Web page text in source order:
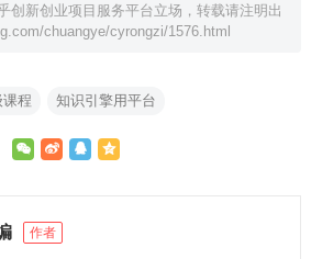
创新创业项目服务平台立场，转载请注明出
chuangye/cyrongzi/1576.html
程 知识引擎用平台
作者